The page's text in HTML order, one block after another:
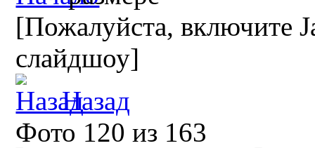
[Пожалуйста, включите
слайдшоу]
Назад
Фото 120 из 163